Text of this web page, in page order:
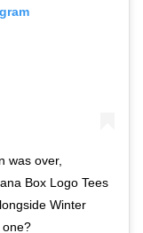
was over,
Box Logo Tees
Winter
one?